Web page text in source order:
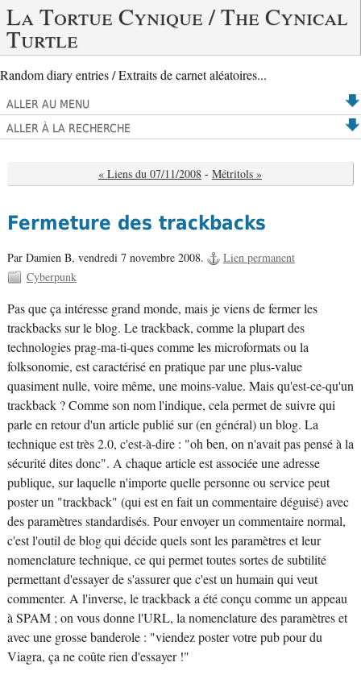
La Tortue Cynique / The Cynical
Turtle
Random diary entries / Extraits de carnet aléatoires...
ALLER AU MENU
ALLER À LA RECHERCHE
« Liens du 07/11/2008 - Métritols »
Fermeture des trackbacks
Par Damien B, vendredi 7 novembre 2008.
Lien permanent
Cyberpunk
Pas que ça intéresse grand monde, mais je viens de fermer les
trackbacks sur le blog. Le trackback, comme la plupart des
technologies prag-ma-ti-ques comme les microformats ou la
folksonomie, est caractérisé en pratique par une plus-value
quasiment nulle, voire même, une moins-value. Mais qu'est-ce-qu'un
trackback ? Comme son nom l'indique, cela permet de suivre qui
parle en retour d'un article publié sur (en général) un blog. La
technique est très 2.0, c'est-à-dire : "oh ben, on n'avait pas pensé à la
sécurité dites donc". A chaque article est associée une adresse
publique, sur laquelle n'importe quelle personne ou service peut
poster un "trackback" (qui est en fait un commentaire déguisé) avec
des paramètres standardisés. Pour envoyer un commentaire normal,
c'est l'outil de blog qui décide quels sont les paramètres et leur
nomenclature technique, ce qui permet toutes sortes de subtilité
permettant d'essayer de s'assurer que c'est un humain qui veut
commenter. A l'inverse, le trackback a été conçu comme un appeau
à SPAM ; on vous donne l'URL, la nomenclature des paramètres et
avec une grosse banderole : "viendez poster votre pub pour du
Viagra, ça ne coûte rien d'essayer !"